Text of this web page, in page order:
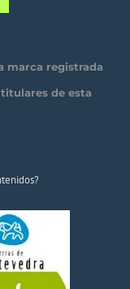
marca registrada
de esta